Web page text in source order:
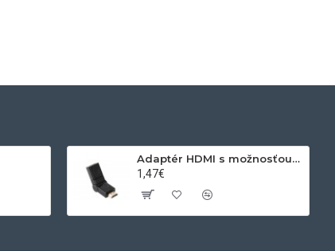
Adaptér HDMI s možnosťou otáčania
1,47€